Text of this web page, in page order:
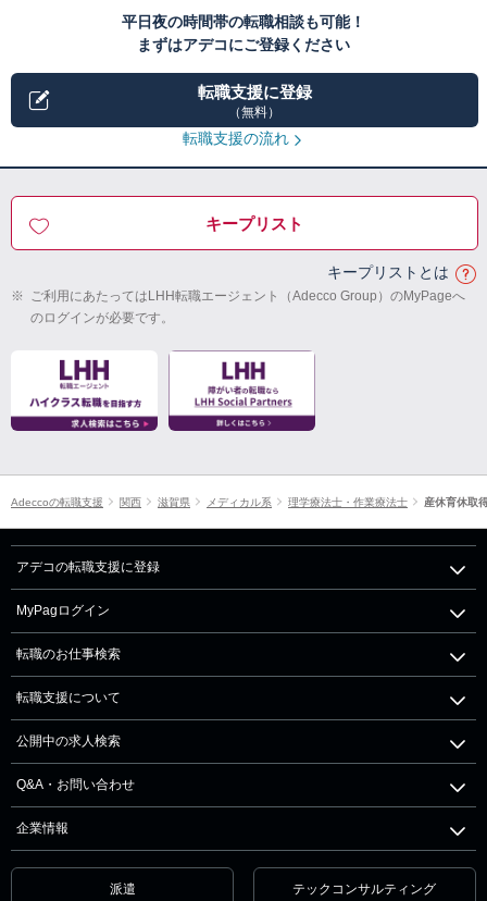
平日夜の時間帯の転職相談も可能！
まずはアデコにご登録ください
転職支援に登録
（無料）
転職支援の流れ
キープリスト
キープリストとは
※ ご利用にあたってはLHH転職エージェント（Adecco Group）のMyPageへ
のログインが必要です。
Adeccoの転職支援 関西 滋賀県 メディカル系 理学療法士・作業療法士 産休育休取
アデコの転職支援に登録
MyPagログイン
転職のお仕事検索
転職支援について
公開中の求人検索
Q&A・お問い合わせ
企業情報
派遣 テックコンサルティング